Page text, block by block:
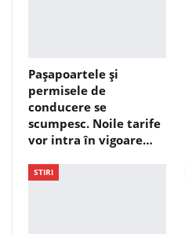
Pașapoartele și
permisele de
conducere se
scumpesc. Noile tarife
vor intra în vigoare…
STIRI